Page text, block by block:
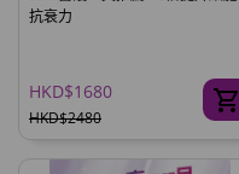
抗衰力
HKD$1680
HKD$2480